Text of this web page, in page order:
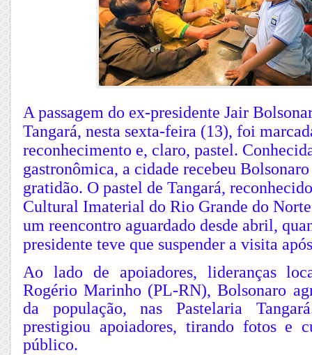
A passagem do ex-presidente Jair
Tangará, nesta sexta-feira (13), foi
reconhecimento e, claro, pastel.
gastronômica, a cidade recebeu
gratidão. O pastel de Tangará,
Cultural Imaterial do Rio Grande do
um reencontro aguardado desde abril,
presidente teve que suspender a visita
Ao lado de apoiadores, lideranças
Rogério Marinho (PL-RN), Bolsonaro
da população, nas Pastelaria
prestigiou apoiadores, tirando fotos e
público.